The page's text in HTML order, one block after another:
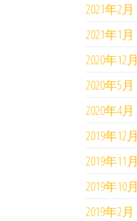
2021年2月
2021年1月
2020年12月
2020年5月
2020年4月
2019年12月
2019年11月
2019年10月
2019年2月